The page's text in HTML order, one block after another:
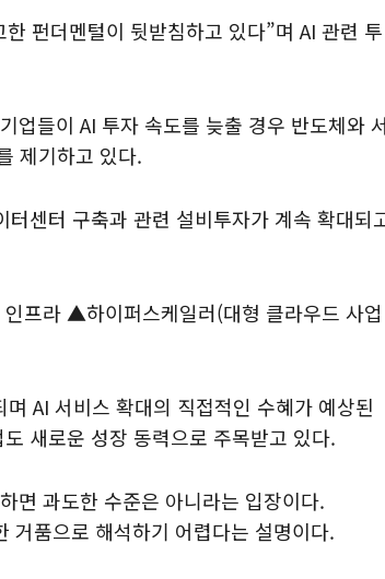
펀더멘털이 뒷받침하고 있다”며 AI 관련 투
업들이 AI 투자 속도를 늦출 경우 반도체와
제기하고 있다.
센터 구축과 관련 설비투자가 계속 확대되
프라 ▲하이퍼스케일러(대형 클라우드 사업
AI 서비스 확대의 직접적인 수혜가 예상된
새로운 성장 동력으로 주목받고 있다.
면 과도한 수준은 아니라는 입장이다.
거품으로 해석하기 어렵다는 설명이다.